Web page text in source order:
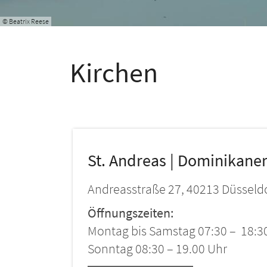
© Beatrix Reese
Kirchen
St. Andreas | Dominikaner
Andreasstraße 27, 40213
Öffnungszeiten:
Montag bis Samstag 07:30 –
Sonntag 08:30 – 19.00 Uhr